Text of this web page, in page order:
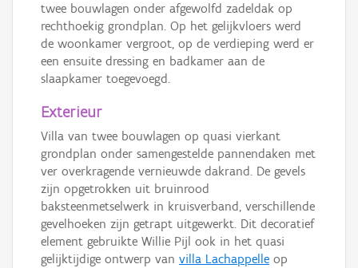
twee bouwlagen onder afgewolfd zadeldak op
rechthoekig grondplan. Op het gelijkvloers werd
de woonkamer vergroot, op de verdieping werd er
een ensuite dressing en badkamer aan de
slaapkamer toegevoegd.
Exterieur
Villa van twee bouwlagen op quasi vierkant
grondplan onder samengestelde pannendaken met
ver overkragende vernieuwde dakrand. De gevels
zijn opgetrokken uit bruinrood
baksteenmetselwerk in kruisverband, verschillende
gevelhoeken zijn getrapt uitgewerkt. Dit decoratief
element gebruikte Willie Pijl ook in het quasi
gelijktijdige ontwerp van villa Lachappelle op